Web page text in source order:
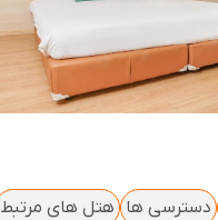
دسترسی ها هتل های مرتبط